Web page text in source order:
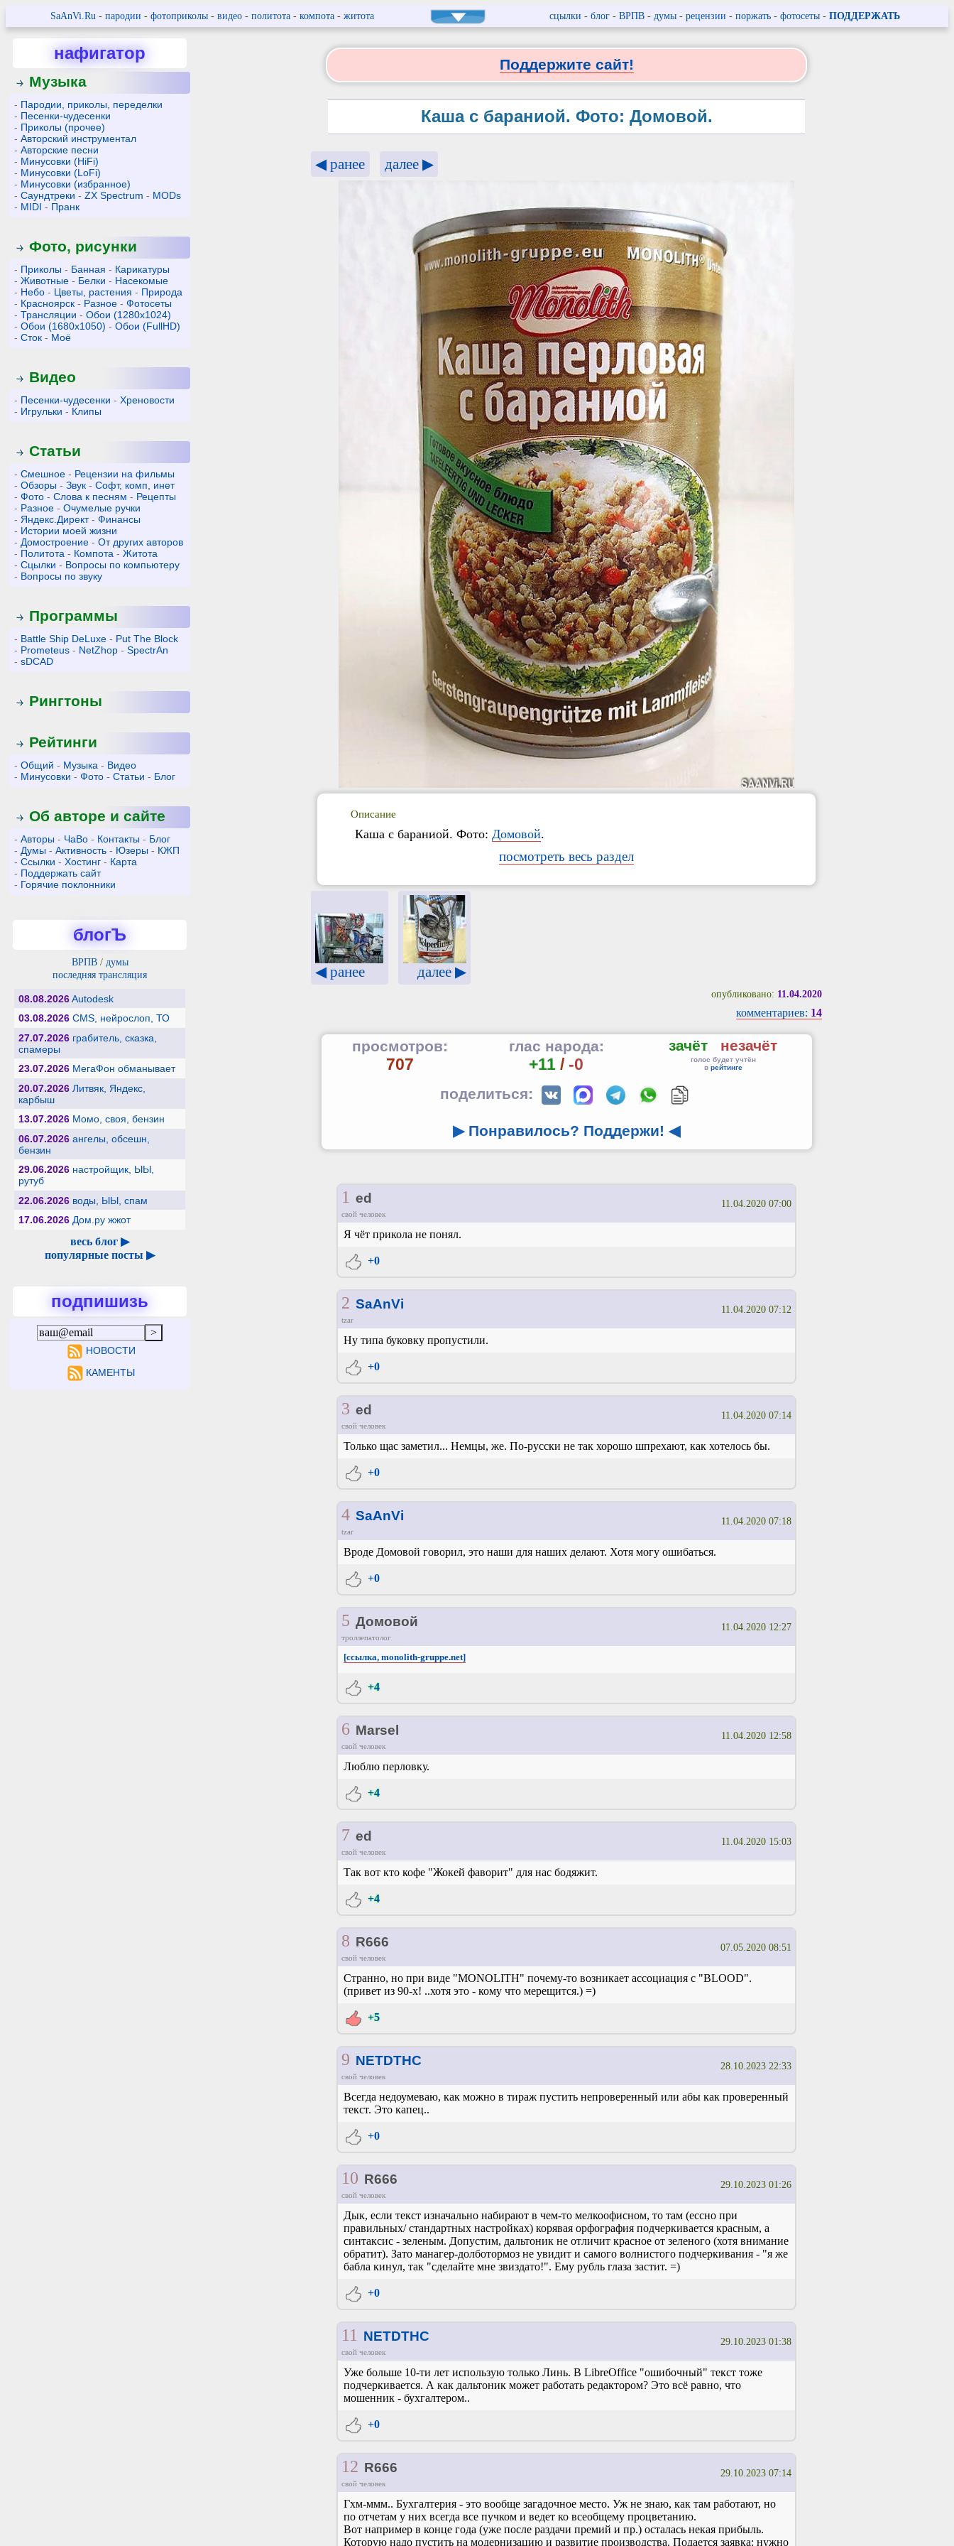
SaAnVi.Ru- пародии - фотоприколы- видео- политота- компота- житота сцылки - блог- ВРПВ- думы- рецензии - поржать- фотосеты - ПОДДЕРЖАТЬ
нафигатор
Музыка
- Пародии, приколы, переделки
- Песенки-чудесенки
- Приколы (прочее)
-Авторский инструментал
-Авторские песни
- Минусовки (HiFi)
- Минусовки (LoFi)
- Минусовки (избранное)
-Саундтреки -ZX Spectrum - MODs
- MIDI - Пранк
Фото, рисунки
- Приколы - Банная - Карикатуры
-Животные - Белки - Насекомые
- Небо - Цветы, растения - Природа
- Красноярск - Разное -Фотосеты
-Трансляции -Обои (1280x1024)
-Обои (1680x1050) -Обои (FullHD)
-Сток - Моё
Видео
- Песенки-чудесенки -Хреновости
- Игрульки - Клипы
Статьи
-Смешное - Рецензии на фильмы
-Обзоры -Звук -Софт, комп, инет
-Фото -Слова к песням - Рецепты
- Разное -Очумелые ручки
- Яндекс.Директ-Финансы
- Истории моей жизни
- Домостроение -От других авторов
- Политота - Компота -Житота
-Сцылки - Вопросы по компьютеру
- Вопросы по звуку
Программы
- Battle Ship DeLuxe - Put The Block
- Prometeus - NetZhop -SpectrAn
-sDCAD
Рингтоны
Рейтинги
-Общий - Музыка - Видео
- Минусовки -Фото -Статьи - Блог
Об авторе и сайте
-Авторы - ЧаВо - Контакты - Блог
- Думы -Активность - Юзеры - КЖП
-Ссылки -Хостинг - Карта
- Поддержать сайт
- Горячие поклонники
блогЪ
ВРПВ/ думы
последняя трансляция
08.08.2026Autodesk
03.08.2026 CMS, нейрослоп, ТО
27.07.2026 грабитель, сказка,
спамеры
23.07.2026 МегаФон обманывает
20.07.2026 Литвяк, Яндекс,
карбыш
13.07.2026 Момо, своя, бензин
06.07.2026 ангелы, обсешн,
бензин
29.06.2026 настройщик, ЫЫ,
рутуб
22.06.2026 воды, ЫЫ, спам
17.06.2026 Дом.ру жжот
весь блог ▶
популярные посты ▶
подпишизь
НОВОСТИ
КАМЕНТЫ
Поддержите сайт!
Каша с бараниой. Фото: Домовой.
◀ ранее далее ▶
Описание
Каша с бараниой. Фото: Домовой.
посмотреть весь раздел
◀ ранее далее ▶
опубликовано: 11.04.2020
комментариев: 14
просмотров:
707
глас народа:
+11 / -0
зачёт незачёт
голос будет учтён
в рейтинге
поделиться:
▶ Понравилось? Поддержи! ◀
1 ed
свой человек
11.04.2020 07:00
Я чёт прикола не понял.
+0
2 SaAnVi
tzar
11.04.2020 07:12
Ну типа буковку пропустили.
+0
3 ed
свой человек
11.04.2020 07:14
Только щас заметил... Немцы, же. По-русски не так хорошо шпрехают, как хотелось бы.
+0
4 SaAnVi
tzar
11.04.2020 07:18
Вроде Домовой говорил, это наши для наших делают. Хотя могу ошибаться.
+0
5 Домовой
троллепатолог
11.04.2020 12:27
[ссылка, monolith-gruppe.net]
+4
6 Marsel
свой человек
11.04.2020 12:58
Люблю перловку.
+4
7 ed
свой человек
11.04.2020 15:03
Так вот кто кофе "Жокей фаворит" для нас бодяжит.
+4
8 R666
свой человек
07.05.2020 08:51
Странно, но при виде "MONOLITH" почему-то возникает ассоциация с "BLOOD".
(привет из 90-х! ..хотя это - кому что мерещится.) =)
+5
9 NETDTHC
свой человек
28.10.2023 22:33
Всегда недоумеваю, как можно в тираж пустить непроверенный или абы как проверенный
текст. Это капец..
+0
10 R666
свой человек
29.10.2023 01:26
Дык, если текст изначально набирают в чем-то мелкоофисном, то там (ессно при
правильных/ стандартных настройках) корявая орфография подчеркивается красным, а
синтаксис - зеленым. Допустим, дальтоник не отличит красное от зеленого (хотя внимание
обратит). Зато манагер-долботормоз не увидит и самого волнистого подчеркивания - "я же
бабла кинул, так "сделайте мне звиздато!". Ему рубль глаза застит. =)
+0
11 NETDTHC
свой человек
29.10.2023 01:38
Уже больше 10-ти лет использую только Линь. В LibreOffice "ошибочный" текст тоже
подчеркивается. А как дальтоник может работать редактором? Это всё равно, что
мошенник - бухгалтером..
+0
12 R666
свой человек
29.10.2023 07:14
Гхм-ммм.. Бухгалтерия - это вообще загадочное место. Уж не знаю, как там работают, но
по отчетам у них всегда все пучком и ведет ко всеобщему процветанию.
Вот например в конце года (уже после раздачи премий и пр.) осталась некая прибыль.
Которую надо пустить на модернизацию и развитие производства. Подается заявка: нужно